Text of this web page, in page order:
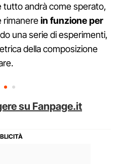
tutto andrà come sperato,
rimanerein funzione per
una serie di esperimenti,
della composizione
su Fanpage.it